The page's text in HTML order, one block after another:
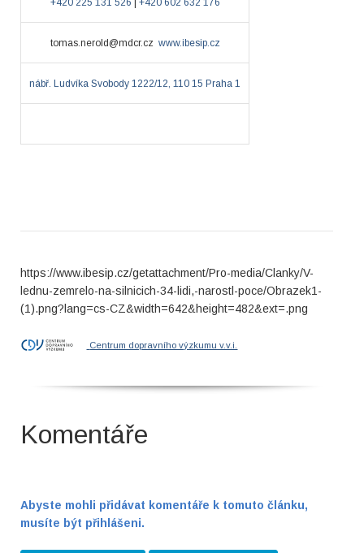
+420 225 131 526 +420 602 632 176
tomas.nerold@mdcr.cz www.ibesip.cz
nábř. Ludvíka Svobody 1222/12, 110 15 Praha 1
https://www.ibesip.cz/getattachment/Pro-media/Clanky/V-
lednu-zemrelo-na-silnicich-34-lidi,-narostl-poce/Obrazek1-
(1).png?lang=cs-CZ&width=642&height=482&ext=.png
Centrum dopravního výzkumu v.v.i.
Komentáře
Abyste mohli přidávat komentáře k tomuto článku,
musíte být přihlášeni.